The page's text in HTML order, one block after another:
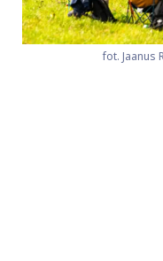
fot. Jaanus